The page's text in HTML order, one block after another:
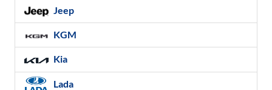
Jeep
KGM
Kia
Lada